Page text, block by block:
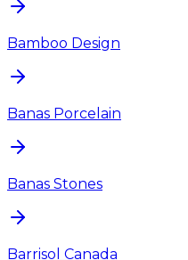
Bamboo Design
Banas Porcelain
Banas Stones
Barrisol Canada